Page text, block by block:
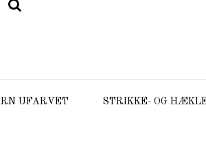
UFARVET STRIKKE- OG